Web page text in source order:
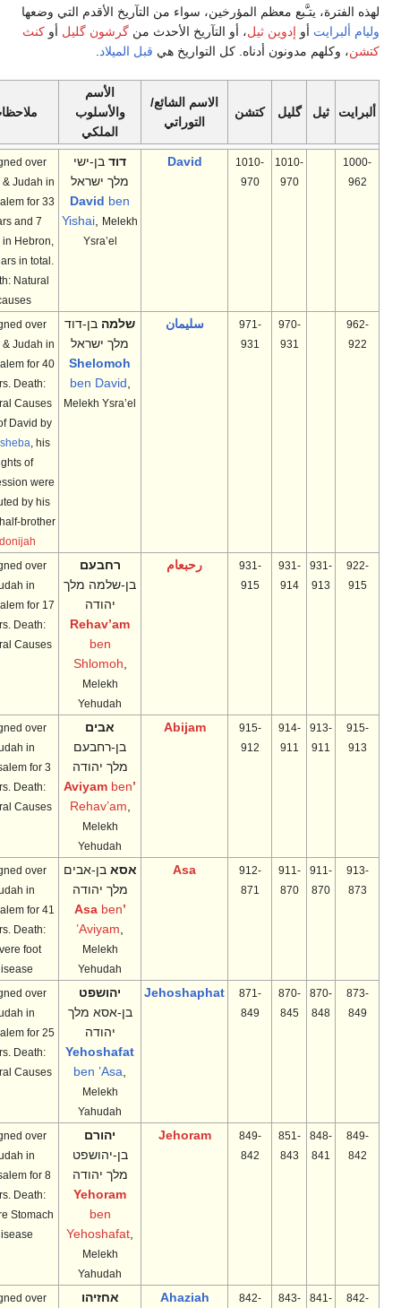
الفترة، يتـَّبع معظم المؤرخين، سواء من التآريخ الأقدم التي وضعها
ألبرايتأوإدوين ثيل، أو التآريخ الأحدث منگرشون گليلأوكنث
، وكلهم مدونون أدناه. كل التواريخ هيقبل الميلاد .
ثيل گليل كتشن
الاسم الشائع/
التوراتي
والأسلوب
الملكي
ملاحظات
1010-
970
David
בן-ישי
מלך ישראל
David
Yishai,Melekh
Ysra’el
Reigned over
Israel & Judah in
Jerusalem for 33
years and 7
years in Hebron,
40 years in total.
Death: Natural
causes
971-
931
سليمان שלמהבן-דוד
מלך ישראל
Shelomoh
ben David
Melekh Ysra’el
Reigned over
Israel & Judah in
Jerusalem for 40
years. Death:
Natural Causes
Son of David by
Bathsheba
rights of
succession were
disputed by his
older half-brother
Adonijah
931-
913
931-
914
931-
915
رحبعام
רחבעם
בן-שלמה מלך
Rehav’am
Shlomoh
Melekh
Yehudah
Reigned over
Judah in
Jerusalem for 17
years. Death:
Natural Causes
913-
911
914-
911
915-
912
Abijam
בן-רחבעם
מלך יהודה
Rehav’am
Melekh
Yehudah
Reigned over
Judah in
Jerusalem for 3
years. Death:
Natural Causes
911-
870
911-
870
912-
871
בן-אבים
מלך יהודה
’Aviyam
Melekh
Yehudah
Reigned over
Judah in
Jerusalem for 41
years. Death:
Severe foot
disease
870-
848
870-
845
871-
849
Jehoshaphat
יהושפט
בן-אסא מלך
Yehoshafat
ben ’Asa
Melekh
Yahudah
Reigned over
Judah in
Jerusalem for 25
years. Death:
Natural Causes
848-
841
851-
843
849-
842
Jehoram
בן-יהושפט
מלך יהודה
Yehoram
Yehoshafat
Melekh
Yahudah
Reigned over
Judah in
Jerusalem for 8
years. Death:
Severe Stomach
disease
841-
843-
842-
Ahaziah
אחזיהו
Reigned over